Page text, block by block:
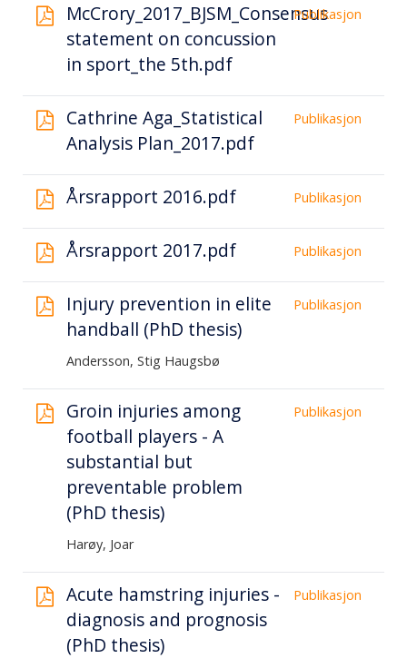
McCrory_2017_BJSM_Consensus
statement on concussion
in sport_the 5th.pdf
Publikasjon
Cathrine Aga_Statistical
Analysis Plan_2017.pdf
Publikasjon
Årsrapport 2016.pdf Publikasjon
Årsrapport 2017.pdf Publikasjon
Injury prevention in elite
handball (PhD thesis)
Andersson, Stig Haugsbø
Publikasjon
Groin injuries among
football players - A
substantial but
preventable problem
(PhD thesis)
Harøy, Joar
Publikasjon
Acute hamstring injuries -
diagnosis and prognosis
(PhD thesis)
Publikasjon